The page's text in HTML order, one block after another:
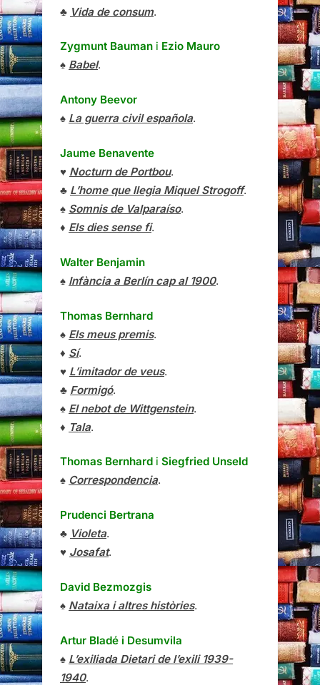
♣ Vida de consum.
Zygmunt Bauman i Ezio Mauro
♠ Babel.
Antony Beevor
♠ La guerra civil española.
Jaume Benavente
♥ Nocturn de Portbou.
♣ L’home que llegia Miquel Strogoff.
♠ Somnis de Valparaíso.
♦ Els dies sense fi.
Walter Benjamin
♠ Infància a Berlín cap al 1900.
Thomas Bernhard
♠ Els meus premis.
♦ Sí.
♥ L’imitador de veus.
♣ Formigó.
♠ El nebot de Wittgenstein.
♦ Tala.
Thomas Bernhard i Siegfried Unseld
♠ Correspondencia.
Prudenci Bertrana
♣ Violeta.
♥ Josafat.
David Bezmozgis
♠ Nataixa i altres històries.
Artur Bladé i Desumvila
♠ L’exiliada Dietari de l’exili 1939-
1940.